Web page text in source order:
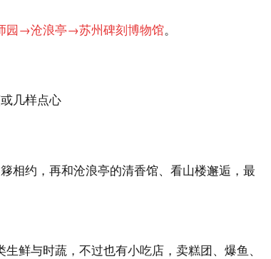
→沧浪亭→苏州碑刻博物馆。
几样点心
相约，再和沧浪亭的清香馆、看山楼邂逅，最
鲜与时蔬，不过也有小吃店，卖糕团、爆鱼、